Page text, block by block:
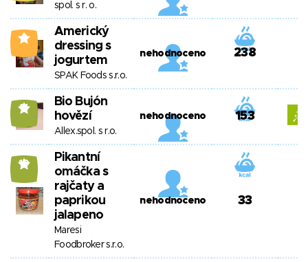
spol. s r. o.
2
Americký
dressing s
jogurtem
SPAK Foods s.r.o.
nehodnoceno 238
14
Bio Bujón
hovězí
Allex.spol. s r.o.
nehodnoceno 153
10
Pikantní
omáčka s
rajčaty a
paprikou
jalapeno
Maresi
Foodbroker s.r.o.
nehodnoceno 33